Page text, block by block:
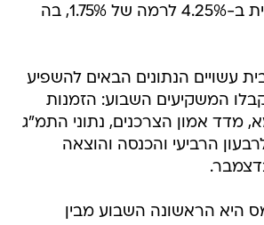
המרכזי את הריבית ב-4.25% לרמה של 1.75%, בה
עשויים הנתונים הבאים להשפיע
המשקיעים השבוע: הזמנות
מדד אמון הצרכנים, נתוני התמ"ג
הרביעי והכנסה והוצאה
היא הראשונה השבוע מבין